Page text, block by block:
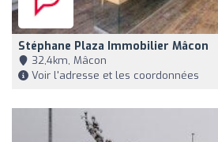
Stéphane Plaza Immobilier Mâcon
32,4km, Mâcon
Voir l'adresse et les coordonnées